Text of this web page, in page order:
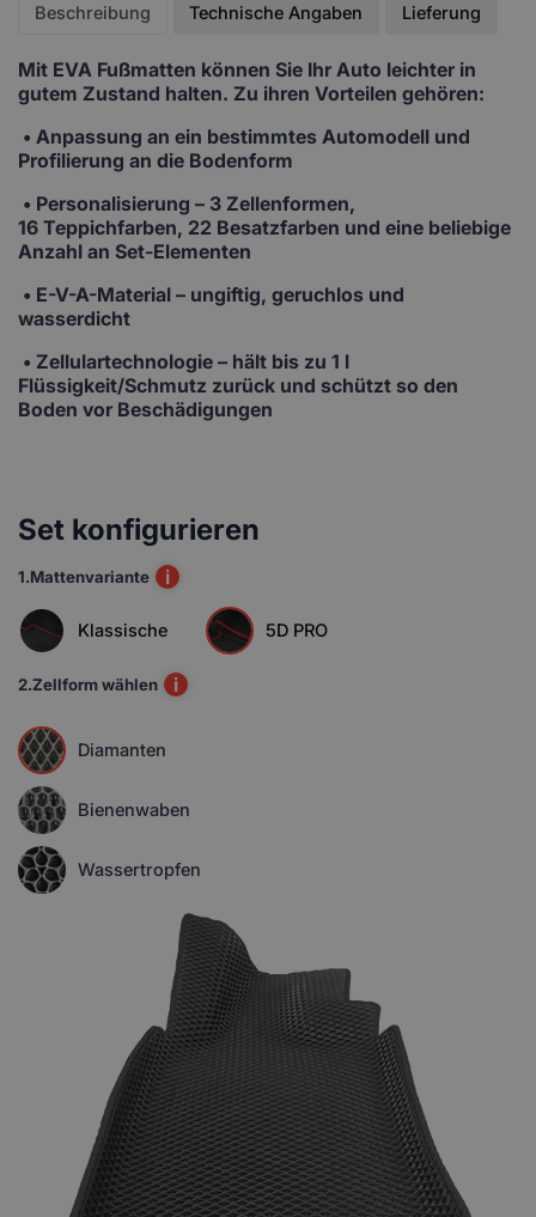
Beschreibung Technische Angaben Lieferung
Mit EVA Fußmatten können Sie Ihr Auto leichter in
gutem Zustand halten. Zu ihren Vorteilen gehören:
• Anpassung an ein bestimmtes Automodell und
Profilierung an die Bodenform
• Personalisierung – 3 Zellenformen,
16 Teppichfarben, 22 Besatzfarben und eine beliebige
Anzahl an Set-Elementen
• E-V-A-Material – ungiftig, geruchlos und
wasserdicht
• Zellulartechnologie – hält bis zu 1 l
Flüssigkeit/Schmutz zurück und schützt so den
Boden vor Beschädigungen
Set konfigurieren
1.Mattenvariante i
Klassische 5D PRO
2.Zellform wählen i
Diamanten
Bienenwaben
Wassertropfen